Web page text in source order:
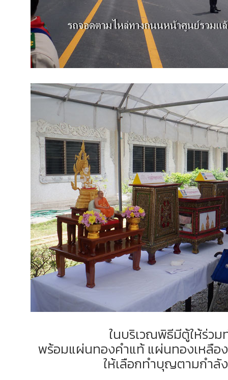
ในบริเวณพิธีมีตู้ให้ร่ว
พร้อมแผ่นทองคำแท้ แผ่นทองเหลือ
ให้เลือกทำบุญตามกำลั